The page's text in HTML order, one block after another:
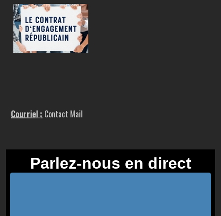
Courriel : Contact Mail